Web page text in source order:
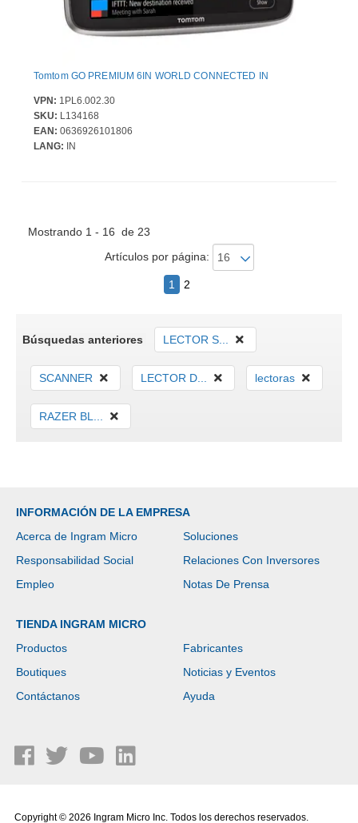
Tomtom GO PREMIUM 6IN WORLD CONNECTED IN
VPN: 1PL6.002.30
SKU: L134168
EAN: 0636926101806
LANG: IN
Mostrando 1 - 16 de 23
Artículos por página:
1 2
Búsquedas anteriores LECTOR S...
SCANNER LECTOR D... lectoras
RAZER BL...
INFORMACIÓN DE LA EMPRESA
Acerca de Ingram Micro
Soluciones
Responsabilidad Social
Relaciones Con Inversores
Empleo
Notas De Prensa
TIENDA INGRAM MICRO
Productos
Fabricantes
Boutiques
Noticias y Eventos
Contáctanos
Ayuda
Copyright © 2026 Ingram Micro Inc. Todos los derechos reservados.